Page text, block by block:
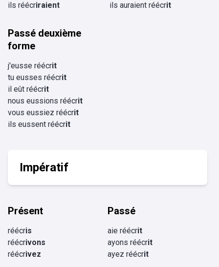
ils réécriraient ils auraient réécrit
Passé deuxième
forme
j'eusse réécrit
tu eusses réécrit
il eût réécrit
nous eussions réécrit
vous eussiez réécrit
ils eussent réécrit
Impératif
Présent
réécris
réécrivons
réécrivez
Passé
aie réécrit
ayons réécrit
ayez réécrit